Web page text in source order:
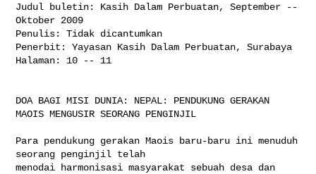
Judul buletin: Kasih Dalam Perbuatan, September --
Oktober 2009
Penulis: Tidak dicantumkan
Penerbit: Yayasan Kasih Dalam Perbuatan, Surabaya
Halaman: 10 -- 11
DOA BAGI MISI DUNIA: NEPAL: PENDUKUNG GERAKAN
MAOIS MENGUSIR SEORANG PENGINJIL
Para pendukung gerakan Maois baru-baru ini menuduh
seorang penginjil telah
menodai harmonisasi masyarakat sebuah desa dan